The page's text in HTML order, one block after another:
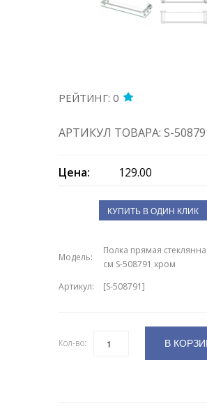
РЕЙТИНГ: 0
АРТИКУЛ ТОВАРА: S-
Цена: 129.00
КУПИТЬ В ОДИН КЛИК
Модель:
Полка прямая
см S-508791 хром
Артикул:
[S-508791]
Кол-во: Количество В